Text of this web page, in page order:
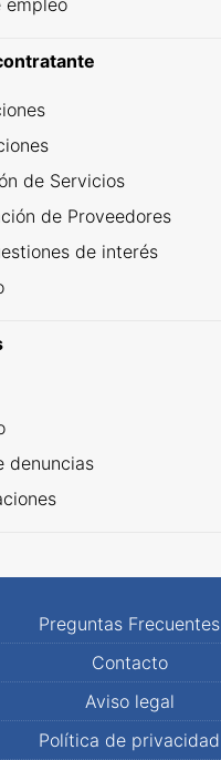
empleo
de Servicios
de Proveedores
de interés
denuncias
Preguntas Frecuentes
Contacto
Aviso legal
Política de privacidad